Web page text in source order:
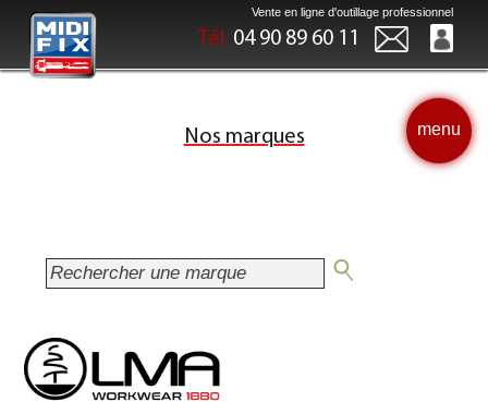
Vente en ligne d'outillage professionnel
Tél. 04 90 89 60 11
menu
Nos marques